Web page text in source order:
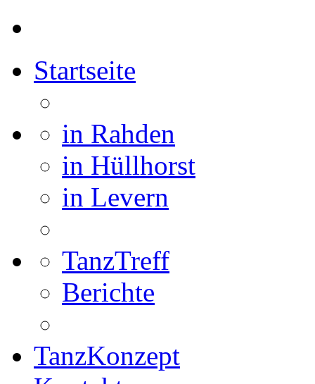
Startseite
in Rahden
in Hüllhorst
in Levern
TanzTreff
Berichte
TanzKonzept